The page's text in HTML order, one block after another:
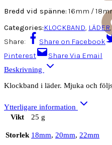
Bredd vid spänne: 16mm /
Categories:KLOCKBAND, LÄDER
Share:
Share on Facebook
Pinterest
Share Via Email
Beskrivning
Klockband i läder. Mjuka och
Ytterligare information
Vikt
25 g
Storlek 18mm, 20mm, 22mm